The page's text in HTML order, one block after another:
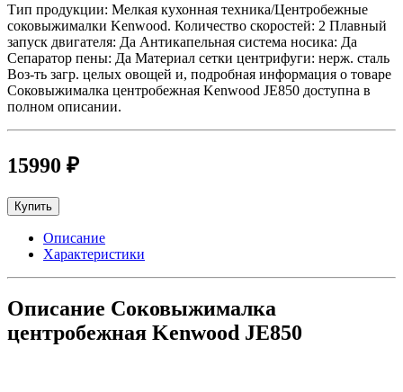
Тип продукции: Мелкая кухонная техника/Центробежные
соковыжималки Kenwood. Количество скоростей: 2 Плавный
запуск двигателя: Да Антикапельная система носика: Да
Сепаратор пены: Да Материал сетки центрифуги: нерж. сталь
Воз-ть загр. целых овощей и, подробная информация о товаре
Соковыжималка центробежная Kenwood JE850 доступна в
полном описании.
15990 ₽
Купить
Описание
Характеристики
Описание Соковыжималка
центробежная Kenwood JE850